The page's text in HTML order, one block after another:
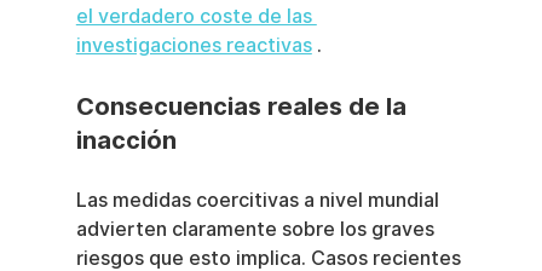
el verdadero coste de las
investigaciones reactivas .
Consecuencias reales de la
inacción
Las medidas coercitivas a nivel mundial
advierten claramente sobre los graves
riesgos que esto implica. Casos recientes